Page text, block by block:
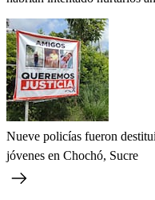
Nueve policías fueron
jóvenes en Chochó, Sucre